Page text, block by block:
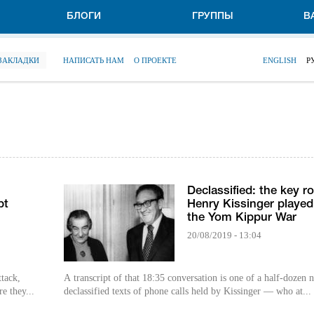
БЛОГИ ГРУППЫ
НАПИСАТЬ НАМ О ПРОЕКТЕ ENGLISH
they...
Declassified: the key
Henry Kissinger
the Yom Kippur War
20/08/2019 - 13:04
A transcript of that 18:35 conversation is one of a half-dozen
declassified texts of phone calls held by Kissinger — who at...